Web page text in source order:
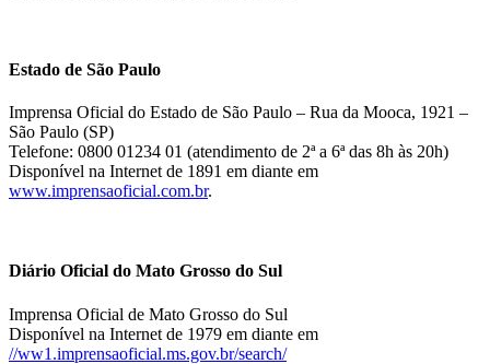
Estado de São Paulo
Imprensa Oficial do Estado de São Paulo – Rua da Mooca, 1921 –
São Paulo (SP)
Telefone: 0800 01234 01 (atendimento de 2ª a 6ª das 8h às 20h)
Disponível na Internet de 1891 em diante em
www.imprensaoficial.com.br.
Diário Oficial do Mato Grosso do Sul
Imprensa Oficial de Mato Grosso do Sul
Disponível na Internet de 1979 em diante em
//ww1.imprensaoficial.ms.gov.br/search/